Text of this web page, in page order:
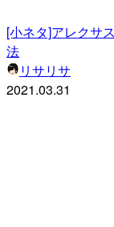
[小ネタ]アレクサ
法
リサリサ
2021.03.31